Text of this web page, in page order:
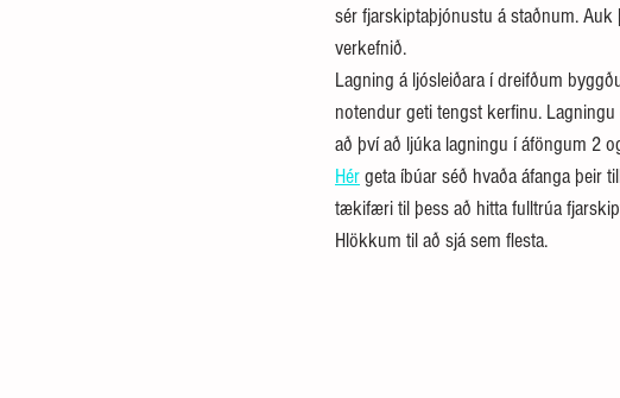
sér fjarskiptaþjónustu á staðnum.
verkefnið.
Lagning á ljósleiðara í dreifðum
notendur geti tengst kerfinu.
að því að ljúka lagningu í áföngum 2
Hér geta íbúar séð hvaða áfanga þeir
tækifæri til þess að hitta fulltrúa
Hlökkum til að sjá sem flesta.